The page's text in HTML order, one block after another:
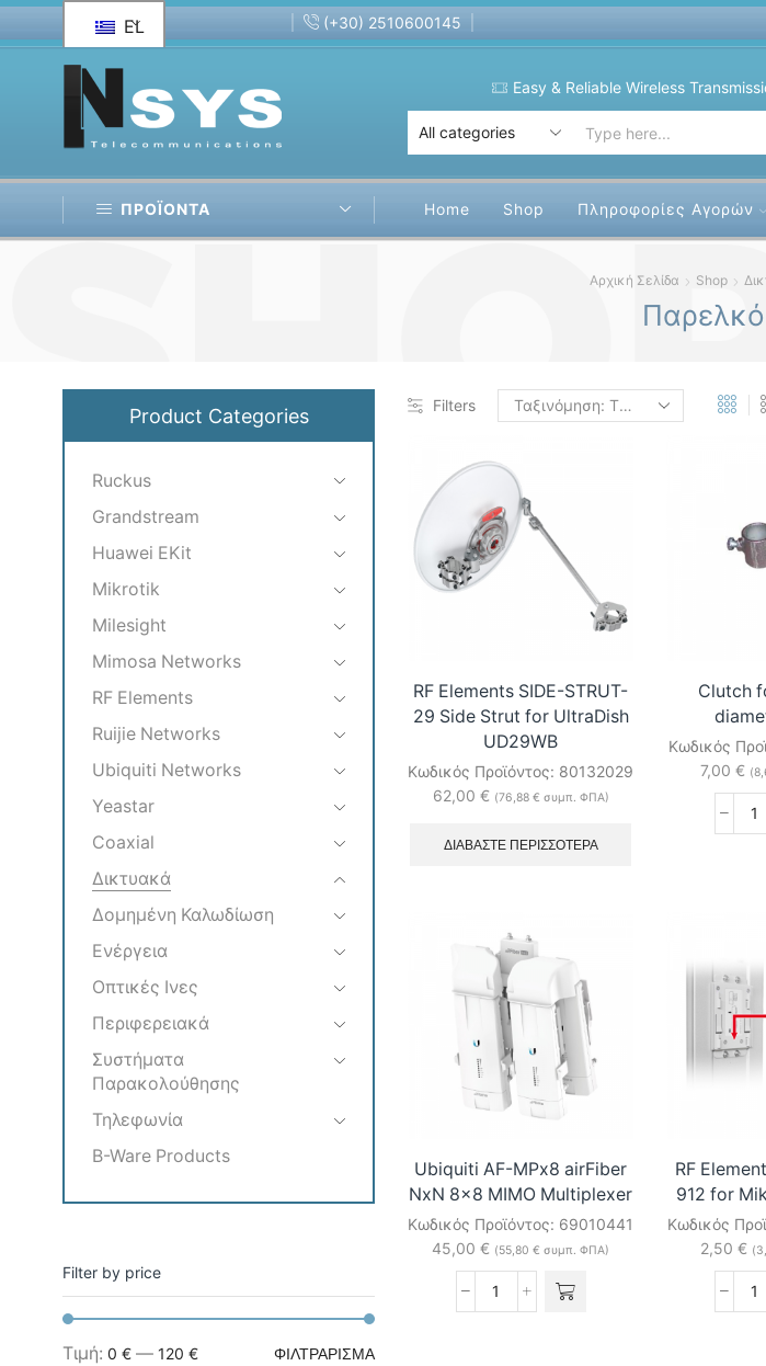
EL (+30) 2510600145
Transmission Solution Ruijie RG-EST350 Custom Fiber Optics
ΠΡΟΪΟΝΤΑ Home Shop Πληροφορίες Αγορών
Αρχική Σελίδα Shop
Filters
RF Elements SIDE-STRUT-
29 Side Strut for UltraDish
UD29WB
Κωδικός Προϊόντος: 80132029
62,00 € (76,88 € συμπ. ΦΠΑ)
ΔΙΑΒΆΣΤΕ ΠΕΡΙΣΣΌΤΕΡΑ
Clutch
Κωδικός
7,00€ (
Ubiquiti AF-MPx8 airFiber
NxN 8×8 MIMO Multiplexer
Κωδικός Προϊόντος: 69010441
45,00€ (55,80€ συμπ. ΦΠΑ)
Ubiquiti
RF
912 for
Κωδικός
2,50 € (
RF
Product Categories
Ruckus
Grandstream
Huawei EKit
Mikrotik
Milesight
Mimosa Networks
RF Elements
Ruijie Networks
Ubiquiti Networks
Yeastar
Coaxial
Δικτυακά
Δομημένη Καλωδίωση
Ενέργεια
Οπτικές Ινες
Περιφερειακά
Συστήματα
Παρακολούθησης
Τηλεφωνία
B-Ware Products
Filter by price
Ελάχιστη
Μέγιστη
ΦΙΛΤΡΆΡΙΣΜΑ
Τιμή: 0 € — 120 €